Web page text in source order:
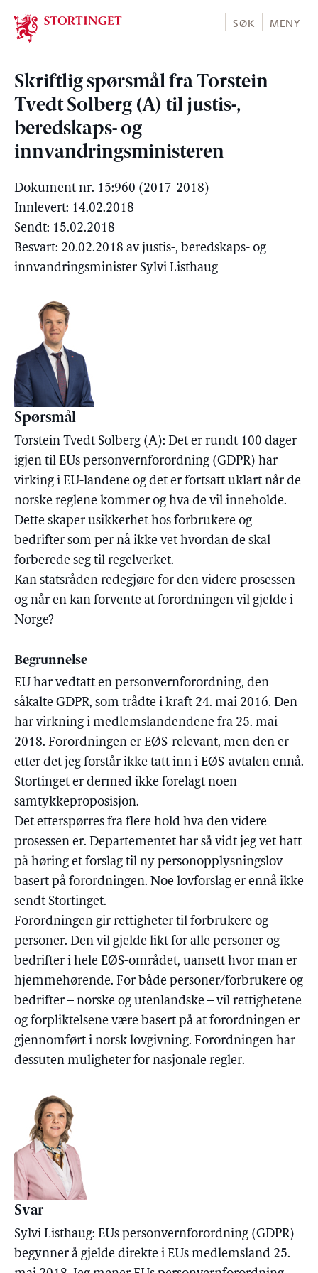
Stortinget.no
SØK MENY
Skriftlig spørsmål fra Torstein
Tvedt Solberg (A) til justis-,
beredskaps- og
innvandringsministeren
Dokument nr. 15:960 (2017-2018)
Innlevert: 14.02.2018
Sendt: 15.02.2018
Besvart: 20.02.2018 av justis-, beredskaps- og
innvandringsminister Sylvi Listhaug
Spørsmål
Torstein Tvedt Solberg (A): Det er rundt 100 dager
igjen til EUs personvernforordning (GDPR) har
virking i EU-landene og det er fortsatt uklart når de
norske reglene kommer og hva de vil inneholde.
Dette skaper usikkerhet hos forbrukere og
bedrifter som per nå ikke vet hvordan de skal
forberede seg til regelverket.
Kan statsråden redegjøre for den videre prosessen
og når en kan forvente at forordningen vil gjelde i
Norge?
Begrunnelse
EU har vedtatt en personvernforordning, den
såkalte GDPR, som trådte i kraft 24. mai 2016. Den
har virkning i medlemslandendene fra 25. mai
2018. Forordningen er EØS-relevant, men den er
etter det jeg forstår ikke tatt inn i EØS-avtalen ennå.
Stortinget er dermed ikke forelagt noen
samtykkeproposisjon.
Det etterspørres fra flere hold hva den videre
prosessen er. Departementet har så vidt jeg vet hatt
på høring et forslag til ny personopplysningslov
basert på forordningen. Noe lovforslag er ennå ikke
sendt Stortinget.
Forordningen gir rettigheter til forbrukere og
personer. Den vil gjelde likt for alle personer og
bedrifter i hele EØS-området, uansett hvor man er
hjemmehørende. For både personer/forbrukere og
bedrifter – norske og utenlandske – vil rettighetene
og forpliktelsene være basert på at forordningen er
gjennomført i norsk lovgivning. Forordningen har
dessuten muligheter for nasjonale regler.
Svar
Sylvi Listhaug: EUs personvernforordning (GDPR)
begynner å gjelde direkte i EUs medlemsland 25.